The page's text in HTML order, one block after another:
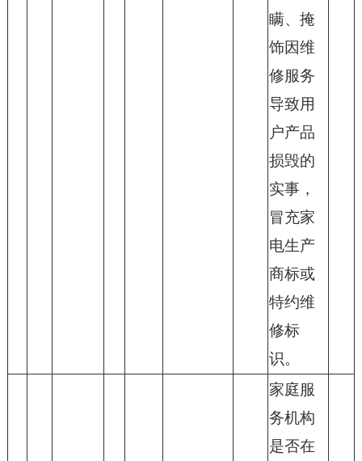
瞒、掩
饰因维
修服务
导致用
户产品
损毁的
实事，
冒充家
电生产
商标或
特约维
修标
识。
家庭服
务机构
是否在